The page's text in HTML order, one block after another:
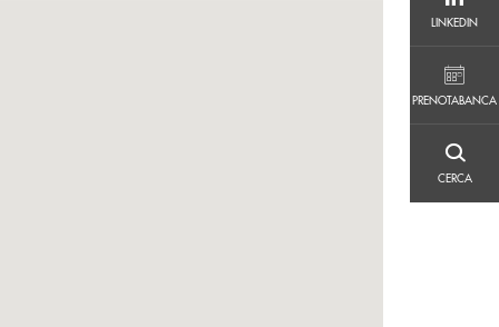
LINKEDIN
LINKEDIN
PRENOTABANCA
CERCA